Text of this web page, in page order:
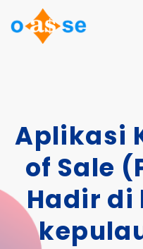
Aplikasi
of Sale
Hadir